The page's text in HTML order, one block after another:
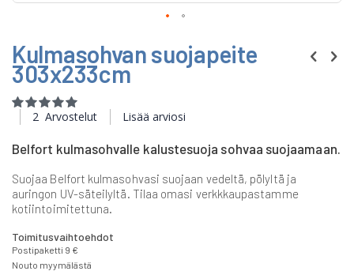
to
the
beginning
the
images
Kulmasohvan suojapeite
303x233cm
Rating:
100
100
2 Arvostelut Lisää arviosi
Belfort kulmasohvalle kalustesuoja sohvaa suojaamaan.
Suojaa Belfort kulmasohvasi suojaan vedeltä, pölyltä ja
auringon UV-säteilyltä. Tilaa omasi verkkkaupastamme
kotiintoimitettuna.
Toimitusvaihtoehdot
Postipaketti 9 €
Nouto myymälästä